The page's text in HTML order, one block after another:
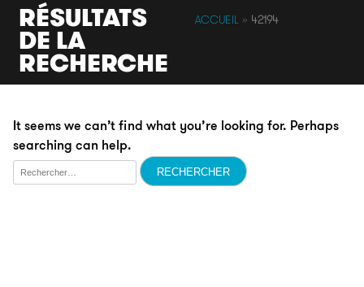
RÉSULTATS
DE LA
RECHERCHE
ACCUEIL » 42194
It seems we can’t find what you’re looking for. Perhaps
searching can help.
Rechercher :